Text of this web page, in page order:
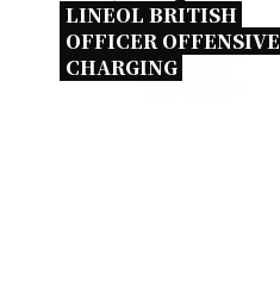
LINEOL BRITISH
OFFICER OFFENSIVE
CHARGING